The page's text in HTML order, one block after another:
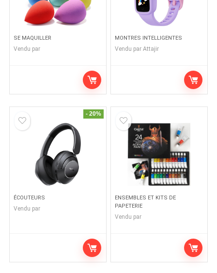
SE MAQUILLER
Vendu par
MONTRES INTELLIGENTES
Vendu par Attajir
- 20%
ÉCOUTEURS
Vendu par
ENSEMBLES ET KITS DE
PAPETERIE
Vendu par